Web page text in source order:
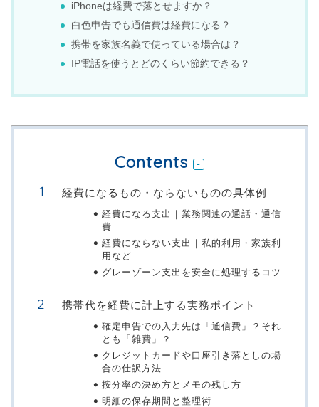
iPhoneは経費で落とせますか？
白色申告でも通信費は経費になる？
携帯を家族名義で使っている場合は？
IP電話を使うとどのくらい節約できる？
Contents
経費になるもの・ならないものの具体例
経費になる支出｜業務関連の通話・通信
費
経費にならない支出｜私的利用・家族利
用など
グレーゾーン支出を安全に処理するコツ
携帯代を経費に計上する実務ポイント
確定申告での入力先は「通信費」？それ
とも「雑費」？
クレジットカードや口座引き落としの場
合の仕訳方法
按分率の決め方とメモの残し方
明細の保存期間と整理術